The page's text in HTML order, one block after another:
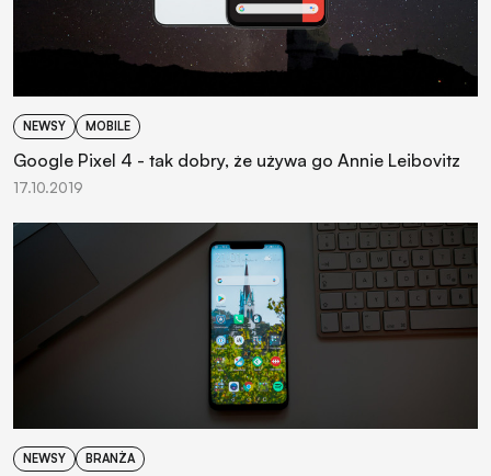
NEWSY MOBILE
Google Pixel 4 - tak dobry, że używa go Annie Leibovitz
17.10.2019
NEWSY BRANŻA